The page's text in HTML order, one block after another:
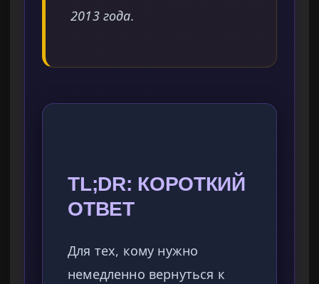
2013 года.
TL;DR: КОРОТКИЙ
ОТВЕТ
Для тех, кому нужно
немедленно вернуться к